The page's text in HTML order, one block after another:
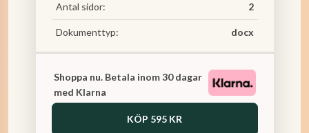
Antal sidor: 2
Dokumenttyp: docx
Shoppa nu. Betala inom 30 dagar
med Klarna
KÖP 595 KR